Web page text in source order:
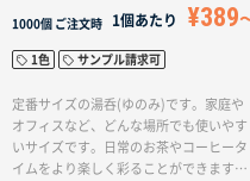
1000個 ご注文時 1個あたり ¥389
1色 サンプル請求可
定番サイズの湯呑(ゆのみ)です。家庭や
オフィスなど、どんな場所でも使いやす
いサイズです。日常のお茶やコーヒータ
イムをより楽しく彩ることができます。